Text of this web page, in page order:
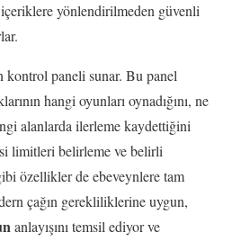
içeriklere yönlendirilmeden güvenli
kontrol paneli sunar. Bu panel
hangi oyunları oynadığını, ne
alanlarda ilerleme kaydettiğini
limitleri belirleme ve belirli
özellikler de ebeveynlere tam
çağın gerekliliklerine uygun,
anlayışını temsil ediyor ve